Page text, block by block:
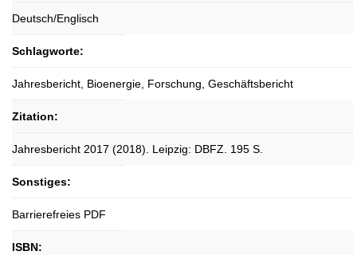
Deutsch/Englisch
Schlagworte:
Jahresbericht, Bioenergie, Forschung, Geschäftsbericht
Zitation:
Jahresbericht 2017 (2018). Leipzig: DBFZ. 195 S.
Sonstiges:
Barrierefreies PDF
ISBN: